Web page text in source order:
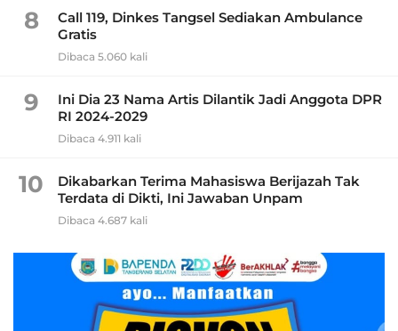
8
Call 119, Dinkes Tangsel Sediakan Ambulance
Gratis
Dibaca 5.060 kali
9
Ini Dia 23 Nama Artis Dilantik Jadi Anggota DPR
RI 2024-2029
Dibaca 4.911 kali
10
Dikabarkan Terima Mahasiswa Berijazah Tak
Terdata di Dikti, Ini Jawaban Unpam
Dibaca 4.687 kali